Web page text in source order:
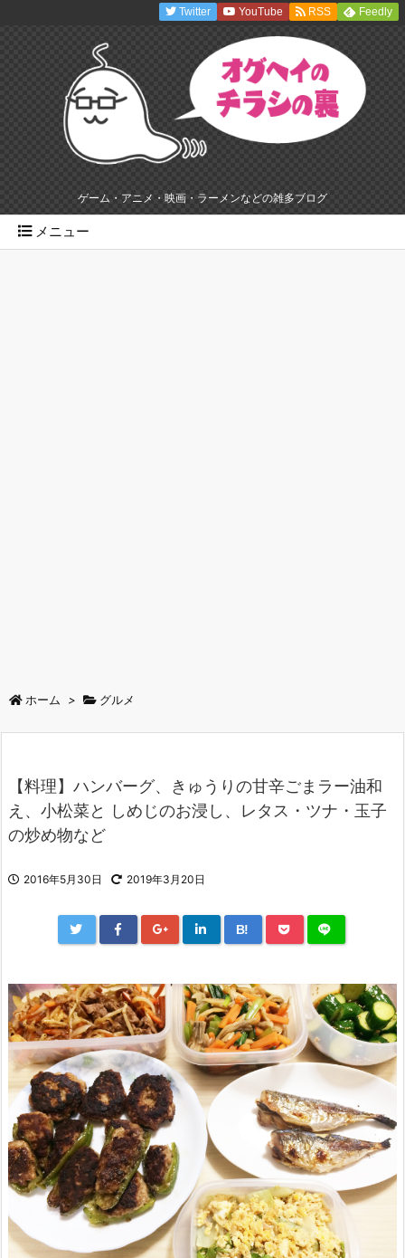
ゲーム・アニメ・映画・ラーメンなどの雑多ブログ
メニュー
Twitter YouTube RSS Feedly
ホーム > グルメ
【料理】ハンバーグ、きゅうりの甘辛ごまラー油和
え、小松菜と しめじのお浸し、レタス・ツナ・玉子
の炒め物など
2016年5月30日 2019年3月20日
B!